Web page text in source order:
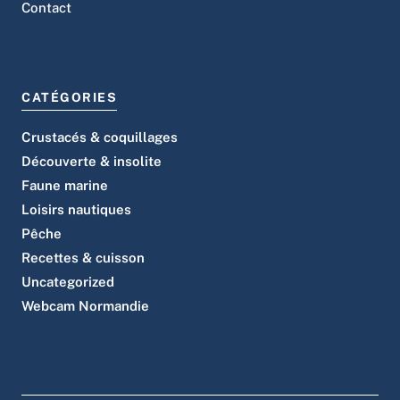
Contact
CATÉGORIES
Crustacés & coquillages
Découverte & insolite
Faune marine
Loisirs nautiques
Pêche
Recettes & cuisson
Uncategorized
Webcam Normandie